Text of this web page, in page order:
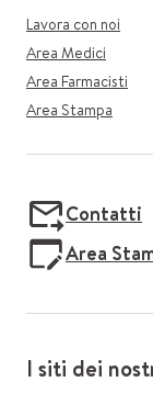
Lavora con noi
Area Medici
Area Farmacisti
Area Stampa
Contatti
Area
I siti dei